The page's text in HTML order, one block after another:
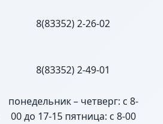
8(83352) 2-26-02
8(83352) 2-49-01
понедельник – четверг: с 8-
00 до 17-15 пятница: с 8-00